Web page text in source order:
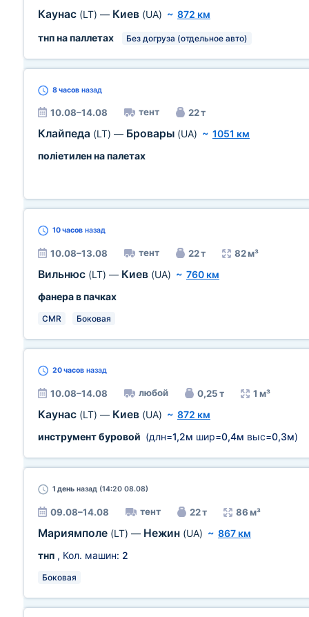
Каунас (LT) — Киев (UA) ~ 872 км
тнп на паллетах
Без догруза (отдельное авто)
8 часов назад
10.08–14.08 тент 22 т
Клайпеда (LT) — Бровары (UA) ~ 1051 км
поліетилен на палетах
10 часов назад
10.08–13.08 тент 22 т 82 м³
Вильнюс (LT) — Киев (UA) ~ 760 км
фанера в пачках
CMR Боковая
20 часов назад
10.08–14.08 любой 0,25 т 1 м³
Каунас (LT) — Киев (UA) ~ 872 км
инструмент буровой (длн=1,2м шир=0,4м выс=0,3м)
1 день назад (14:20 08.08)
09.08–14.08 тент 22 т 86 м³
Мариямполе (LT) — Нежин (UA) ~ 867 км
тнп , Кол. машин: 2
Боковая